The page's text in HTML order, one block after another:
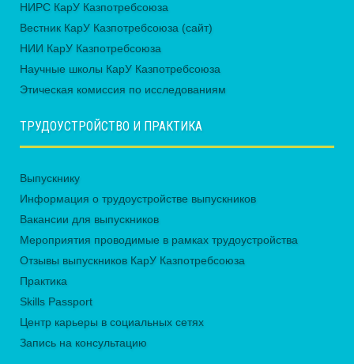
НИРС КарУ Казпотребсоюза
Вестник КарУ Казпотребсоюза (сайт)
НИИ КарУ Казпотребсоюза
Научные школы КарУ Казпотребсоюза
Этическая комиссия по исследованиям
ТРУДОУСТРОЙСТВО И ПРАКТИКА
Выпускнику
Информация о трудоустройстве выпускников
Вакансии для выпускников
Мероприятия проводимые в рамках трудоустройства
Отзывы выпускников КарУ Казпотребсоюза
Практика
Skills Passport
Центр карьеры в социальных сетях
Запись на консультацию